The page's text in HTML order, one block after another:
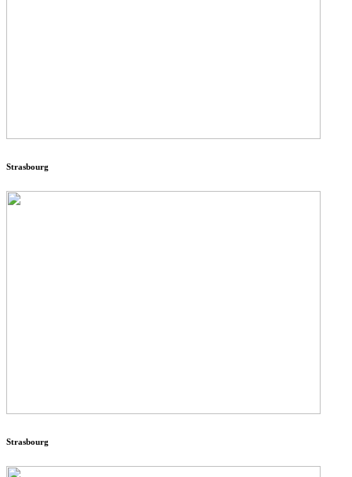
Strasbourg
Strasbourg